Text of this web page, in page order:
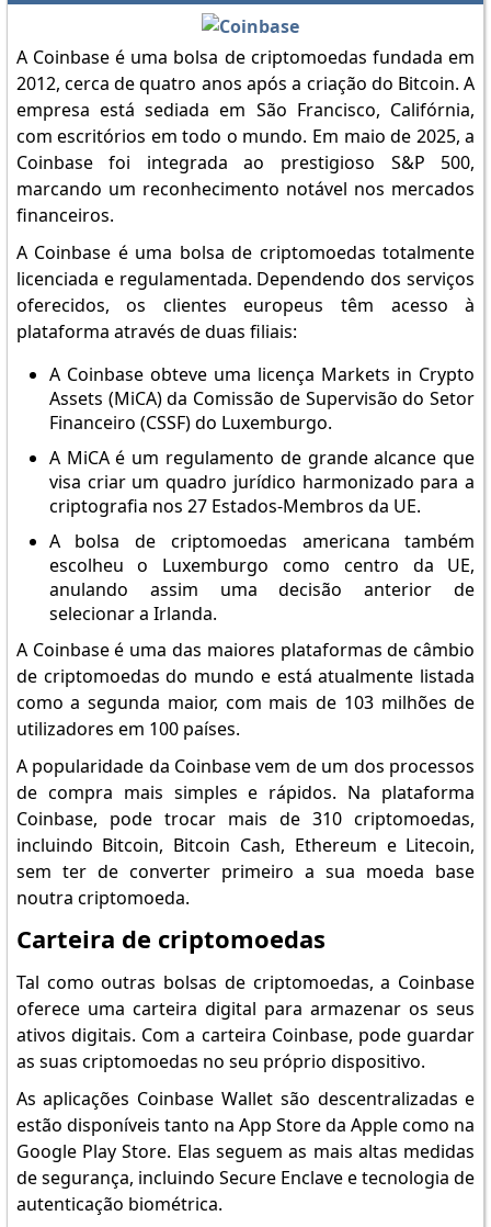
A Coinbase é uma bolsa de criptomoedas fundada em
2012, cerca de quatro anos após a criação do Bitcoin. A
empresa está sediada em São Francisco, Califórnia,
com escritórios em todo o mundo. Em maio de 2025, a
Coinbase foi integrada ao prestigioso S&P 500,
marcando um reconhecimento notável nos mercados
financeiros.
A Coinbase é uma bolsa de criptomoedas totalmente
licenciada e regulamentada. Dependendo dos serviços
oferecidos, os clientes europeus têm acesso à
plataforma através de duas filiais:
A Coinbase obteve uma licença Markets in Crypto
Assets (MiCA) da Comissão de Supervisão do Setor
Financeiro (CSSF) do Luxemburgo.
A MiCA é um regulamento de grande alcance que
visa criar um quadro jurídico harmonizado para a
criptografia nos 27 Estados-Membros da UE.
A bolsa de criptomoedas americana também
escolheu o Luxemburgo como centro da UE,
anulando assim uma decisão anterior de
selecionar a Irlanda.
A Coinbase é uma das maiores plataformas de câmbio
de criptomoedas do mundo e está atualmente listada
como a segunda maior, com mais de 103 milhões de
utilizadores em 100 países.
A popularidade da Coinbase vem de um dos processos
de compra mais simples e rápidos. Na plataforma
Coinbase, pode trocar mais de 310 criptomoedas,
incluindo Bitcoin, Bitcoin Cash, Ethereum e Litecoin,
sem ter de converter primeiro a sua moeda base
noutra criptomoeda.
Carteira de criptomoedas
Tal como outras bolsas de criptomoedas, a Coinbase
oferece uma carteira digital para armazenar os seus
ativos digitais. Com a carteira Coinbase, pode guardar
as suas criptomoedas no seu próprio dispositivo.
As aplicações Coinbase Wallet são descentralizadas e
estão disponíveis tanto na App Store da Apple como na
Google Play Store. Elas seguem as mais altas medidas
de segurança, incluindo Secure Enclave e tecnologia de
autenticação biométrica.